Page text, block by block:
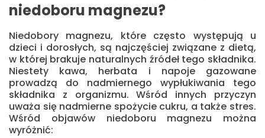
niedoboru magnezu?
Niedobory magnezu, które często występują u
dzieci i dorosłych, są najczęściej związane z dietą,
w której brakuje naturalnych źródeł tego składnika.
Niestety kawa, herbata i napoje gazowane
prowadzą do nadmiernego wypłukiwania tego
składnika z organizmu. Wśród innych przyczyn
uważa się nadmierne spożycie cukru, a także stres.
Wśród objawów niedoboru magnezu można
wyróżnić: